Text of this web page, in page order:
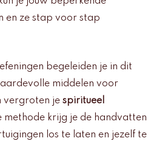
en ze stap voor stap
begeleiden je in dit
middelen voor
vergroten je spiritueel
methode krijg je de handvatten
los te laten en jezelf te